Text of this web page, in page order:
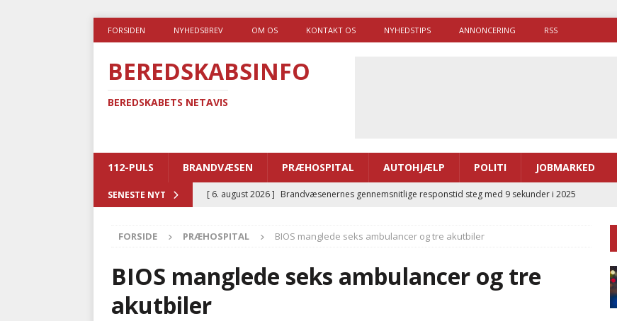
FORSIDEN NYHEDSBREV OM OS KONTAKT OS NYHEDSTIPS ANNONCERING RSS
BEREDSKABSINFO
BEREDSKABETS NETAVIS
112-PULS BRANDVÆSEN PRÆHOSPITAL AUTOHJÆLP POLITI JOBMARKED
SENESTE NYT [ 6. august 2026 ] Brandvæsenernes gennemsnitlige responstid steg med 9 sekunder i 2025
[ 5. august 2026 ] Advarer: Udløb af sygetransporttilladelser kan sende 400.000 kørsler over
i det offentlige
PRÆHOSPITAL
[ 5. august 2026 ]
PRÆHOSPITAL
FORSIDE PRÆHOSPITAL BIOS manglede seks ambulancer og tre akutbiler
BIOS manglede seks ambulancer og tre
akutbiler